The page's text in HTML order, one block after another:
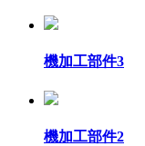
機加工部件3
機加工部件2